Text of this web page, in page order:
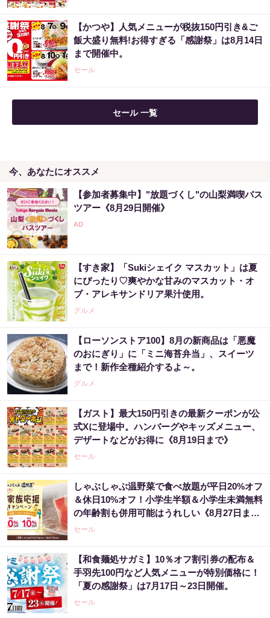
【かつや】人気メニューが税抜150円引き&ご
飯大盛り無料!お得すぎる「感謝祭」は8月14日
まで開催中。
セール
セール 一覧
今、あなたにオススメ
【参加者募集中】"放題づくし"の山梨満喫バス
ツアー《8月29日開催》
【すき家】「Sukiシェイク マスカット」は夏
にぴったり♡爽やかな甘みのマスカット・オ
ブ・アレキサンドリア果汁使用。
グルメ
【ローソンストア100】8月の新商品は「悪魔
のおにぎり」に「ミニ海苔弁当」、スイーツ
まで！新作全種紹介するよ～。
グルメ
【ガスト】最大150円引きの最新クーポンが公
式Xに登場中。ハンバーグやキッズメニュー、
デザートなどがお得に《8月19日まで》
セール
しゃぶしゃぶ温野菜で食べ放題が平日20%オフ
＆休日10%オフ！小学生半額＆小学生未満無料
の年齢割も併用可能はうれしい《8月27日ま
で》
セール
【和食麺処サガミ】10％オフ割引券の配布＆
手羽先100円など人気メニューが特別価格に！
「夏の感謝祭」は7月17日～23日開催。
セール